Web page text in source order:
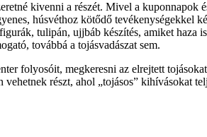
kivenni a részét. Mivel a
húsvéthoz kötődő tevékenységekkel
tulipán, ujjbáb készítés, amiket haza
továbbá a tojásvadászat sem.
folyosóit, megkeresni az elrejtett
részt, ahol „tojásos” kihívásokat